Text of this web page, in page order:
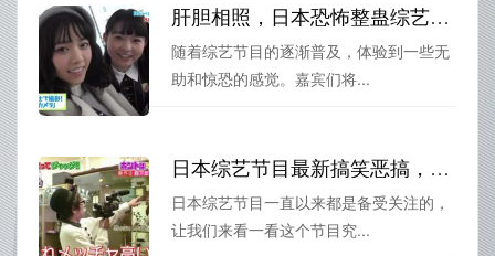
肝胆相照，日本恐怖整蛊综艺大赏的嘉宾们是如何撑过这场崩溃之旅？
随着综艺节目的逐渐普及，体验到一些无
助和惊恐的感觉。嘉宾们将...
日本综艺节目最新搞笑恶搞，快来一起捧腹吧
日本综艺节目一直以来都是备受关注的，
让我们来看一看这个节目究...